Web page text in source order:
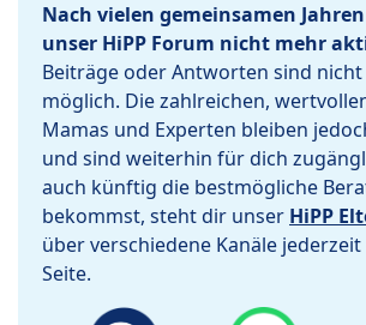
Nach vielen gemeinsamen
unser HiPP Forum nicht mehr
Beiträge oder Antworten sind
möglich. Die zahlreichen,
Mamas und Experten bleiben
und sind weiterhin für dich
auch künftig die bestmögliche
bekommst, steht dir unser HiPP
über verschiedene Kanäle
Seite.